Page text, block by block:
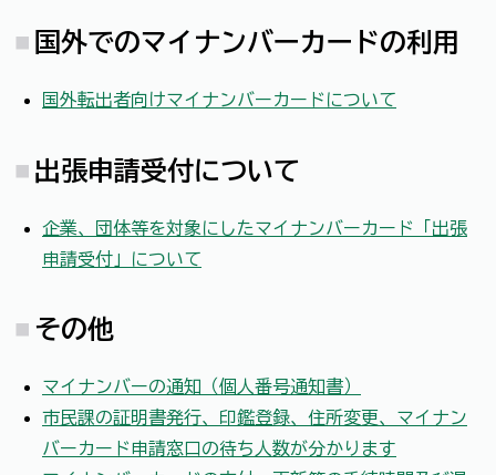
国外でのマイナンバーカードの利用
国外転出者向けマイナンバーカードについて
出張申請受付について
企業、団体等を対象にしたマイナンバーカード「出張
申請受付」について
その他
マイナンバーの通知（個人番号通知書）
市民課の証明書発行、印鑑登録、住所変更、マイナン
バーカード申請窓口の待ち人数が分かります